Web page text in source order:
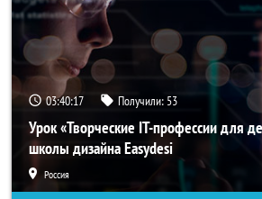
03:40:16 Получили: 53
Урок «Творческие IT-профессии для
школы дизайна Easydesi
Россия